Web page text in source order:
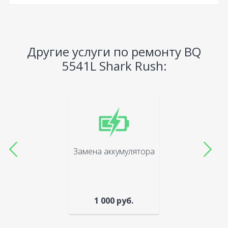
Другие услуги по ремонту BQ
5541L Shark Rush:
Замена аккумулятора
1 000 руб.